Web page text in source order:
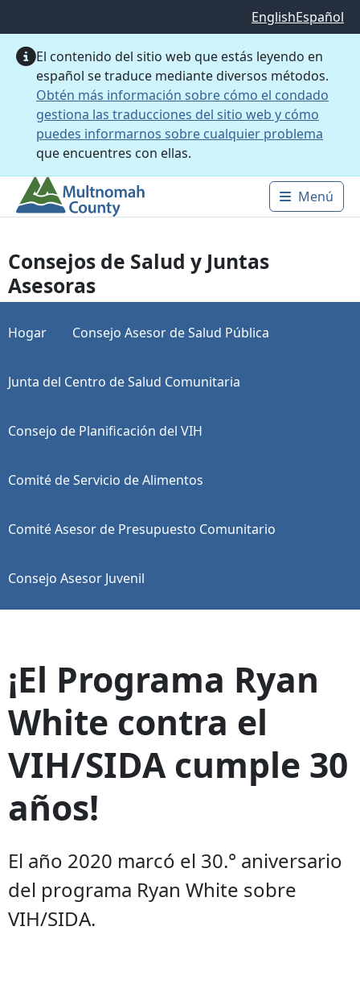
EnglishEspañol
El contenido del sitio web que estás leyendo en
español se traduce mediante diversos métodos.
Obtén más información sobre cómo el condado
gestiona las traducciones del sitio web y cómo
puedes informarnos sobre cualquier problema
que encuentres con ellas.
Main
Menú
Consejos de Salud y Juntas
Asesoras
Hogar Consejo Asesor de Salud Pública
Junta del Centro de Salud Comunitaria
Consejo de Planificación del VIH
Comité de Servicio de Alimentos
Comité Asesor de Presupuesto Comunitario
Consejo Asesor Juvenil
¡El Programa Ryan
White contra el
VIH/SIDA cumple 30
años!
El año 2020 marcó el 30.° aniversario
del programa Ryan White sobre
VIH/SIDA.